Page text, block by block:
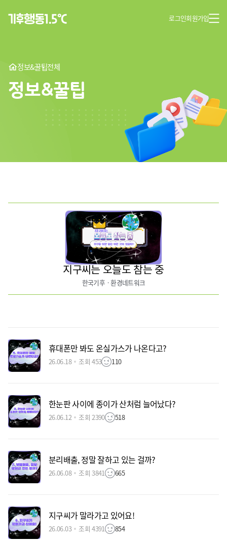
로그인회원가입
정보&꿀팁전체
정보&꿀팁
지구씨는 오늘도 참는 중
한국기후ㆍ환경네트워크
휴대폰만 봐도 온실가스가 나온다고?
26.06.18 조회 453 110
한눈판 사이에 종이가 산처럼 늘어났다?
26.06.12 조회 2390 518
분리배출, 정말 잘하고 있는 걸까?
26.06.08 조회 3841 665
지구씨가 말라가고 있어요!
26.06.03 조회 4391 854